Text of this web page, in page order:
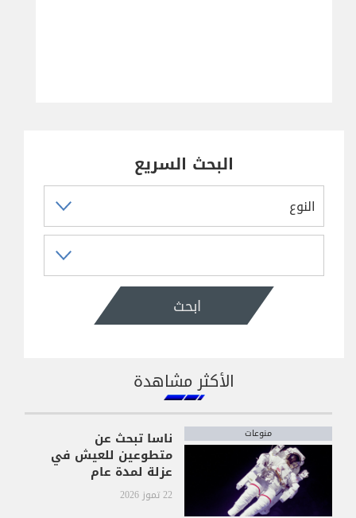
البحث السريع
ابحث
الأكثر مشاهدة
منوعات ناسا تبحث عن
متطوعين للعيش في
عزلة لمدة عام
22 تموز 2026